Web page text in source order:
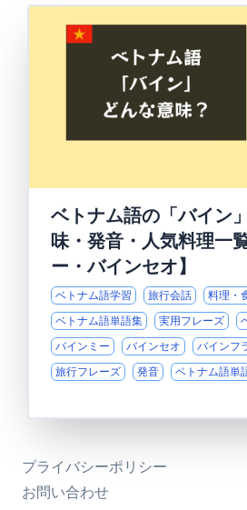
ベトナム語の「バイン
味・発音・人気料理一
ー・バインセオ】
ベトナム語学習 旅行会話
料理・
ベトナム語単語集
実用フレーズ
バインミー
バインセオ バインフ
旅行フレーズ
発音 ベトナム語単
プライバシーポリシー
お問い合わせ